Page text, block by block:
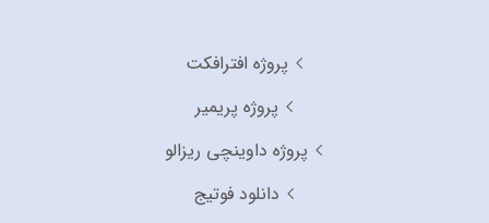
پروژه افترافکت
پروژه پریمیر
پروژه داوینچی ریزالو
دانلود فوتیج